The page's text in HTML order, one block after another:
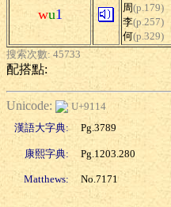
wu1
周(p.179)
李(p.257)
何(p.329)
搜索次數: 45733
配搭點:
Unicode:
U+9114
漢語大字典:
Pg.3789
康熙字典: Pg.1203.280
Matthews: No.7171